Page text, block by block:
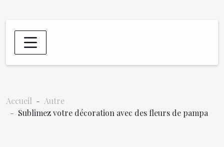
Accueil
Autre
Sublimez votre décoration avec des fleurs de pampa